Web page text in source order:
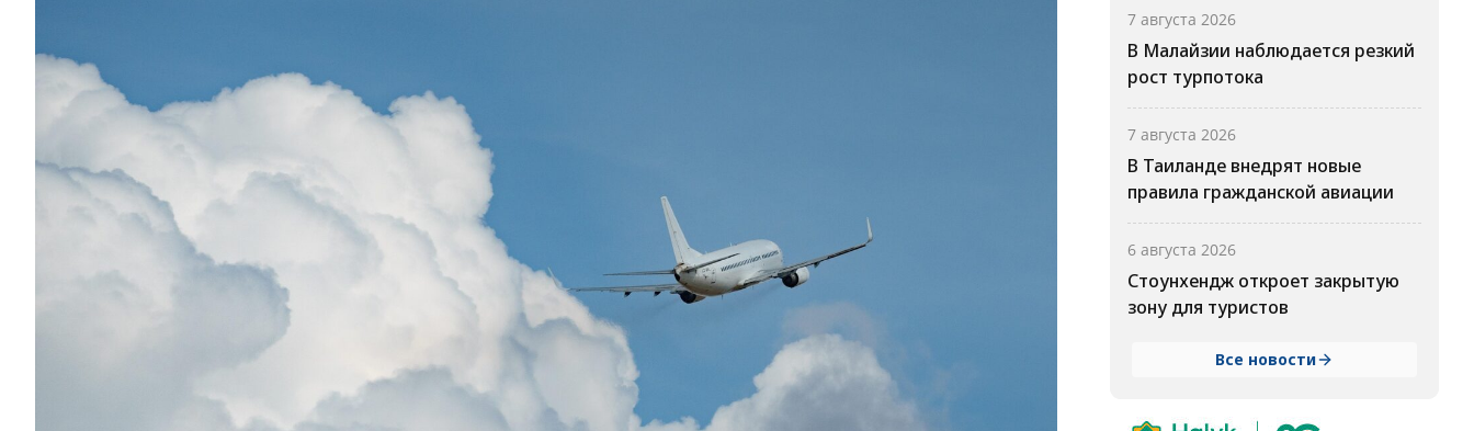
7 августа 2026
В Малайзии наблюдается резкий
рост турпотока
7 августа 2026
В Таиланде внедрят новые
правила гражданской авиации
6 августа 2026
Стоунхендж откроет закрытую
зону для туристов
Все новости